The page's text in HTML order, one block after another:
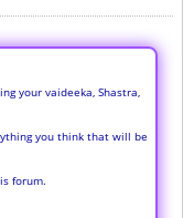
your vaideeka, Shastra,
you think that will be
forum.